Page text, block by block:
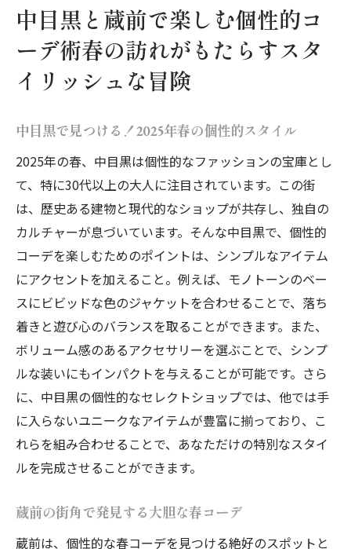
春色を取り入れた大人の個性派コーデテク
ニック
中目黒と蔵前のショップで探すユニークな
アイテム
東京都の街角を彩る2025年春の個性派コーデ30
代以上の新たな挑戦
30代からのファッション冒険心をくすぐる
春コーデ
東京都で注目を集める個性派コーデの最新
動向
春にぴったりのアクセントアイテムの選び
方
大人の魅力を引き出すユニークなレイヤー
ド術
中目黒と蔵前で試す新しいスタイルの提案
個性的コーデで輝く大人の春中目黒と蔵前を舞
台にしたファッション革命
要素
中目黒と蔵前で実現する個性派ファッショ
中目黒と蔵前で楽しむ個性的コ
ーデ術春の訪れがもたらすスタ
イリッシュな冒険
中目黒で見つける！2025年春の個性的スタイル
2025年の春、中目黒は個性的なファッションの宝庫とし
て、特に30代以上の大人に注目されています。この街
は、歴史ある建物と現代的なショップが共存し、独自の
カルチャーが息づいています。そんな中目黒で、個性的
コーデを楽しむためのポイントは、シンプルなアイテム
にアクセントを加えること。例えば、モノトーンのベー
スにビビッドな色のジャケットを合わせることで、落ち
着きと遊び心のバランスを取ることができます。また、
ボリューム感のあるアクセサリーを選ぶことで、シンプ
ルな装いにもインパクトを与えることが可能です。さら
に、中目黒の個性的なセレクトショップでは、他では手
に入らないユニークなアイテムが豊富に揃っており、こ
れらを組み合わせることで、あなただけの特別なスタイ
ルを完成させることができます。
蔵前の街角で発見する大胆な春コーデ
蔵前は、個性的な春コーデを見つける絶好のスポットと